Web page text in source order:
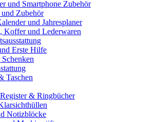
und Smartphone Zubehör
und Zubehör
und Jahresplaner
Koffer und Lederwaren
Erste Hilfe
Schenken
Taschen
& Ringbücher
Notizblöcke